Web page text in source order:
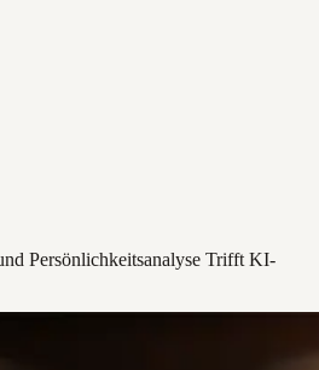
Persönlichkeitsanalyse Trifft KI-